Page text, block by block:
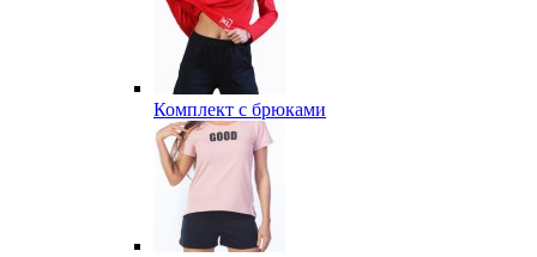
Комплект с брюками